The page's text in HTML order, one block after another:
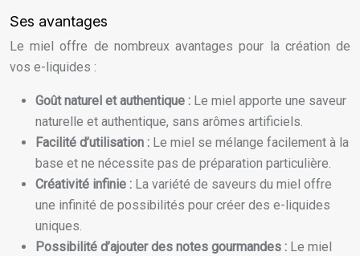
Ses avantages
Le miel offre de nombreux avantages pour la création de
vos e-liquides :
Goût naturel et authentique : Le miel apporte une saveur
naturelle et authentique, sans arômes artificiels.
Facilité d’utilisation : Le miel se mélange facilement à la
base et ne nécessite pas de préparation particulière.
Créativité infinie : La variété de saveurs du miel offre
une infinité de possibilités pour créer des e-liquides
uniques.
Possibilité d’ajouter des notes gourmandes : Le miel